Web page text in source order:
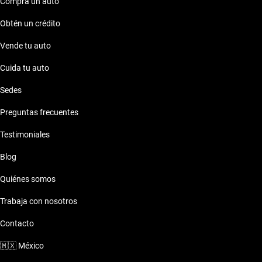
Obtén un crédito
Vende tu auto
Cuida tu auto
Sedes
Preguntas frecuentes
Testimoniales
Blog
Quiénes somos
Trabaja con nosotros
Contacto
🇲🇽 México